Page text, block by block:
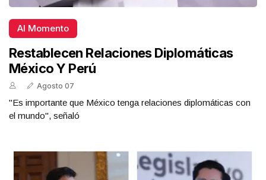
Al Momento
Restablecen Relaciones Diplomáticas
México Y Perú
Agosto 07
"Es importante que México tenga relaciones diplomáticas con
el mundo", señaló